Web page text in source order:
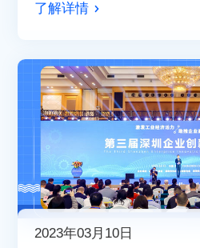
了解详情
2023年03月10日